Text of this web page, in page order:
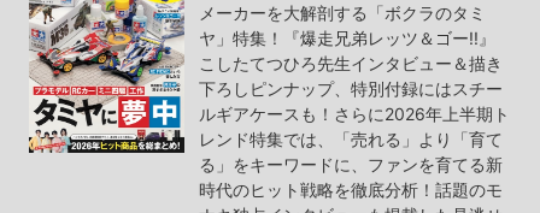
メーカーを大解剖する「ボクラのタミ
ヤ」特集！『爆走兄弟レッツ＆ゴー!!』
こしたてつひろ先生インタビュー＆描き
下ろしピンナップ、特別付録にはスチー
ルギアケースも！さらに2026年上半期ト
レンド特集では、「売れる」より「育て
る」をキーワードに、ファンを育てる新
時代のヒット戦略を徹底分析！話題のモ